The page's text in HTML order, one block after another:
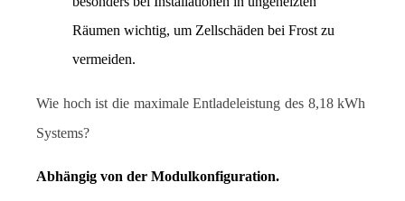
Räumen wichtig, um Zellschäden bei Frost zu
vermeiden.
Wie hoch ist die maximale Entladeleistung des 8,18 kWh
Systems?
Abhängig von der Modulkonfiguration.